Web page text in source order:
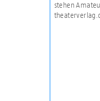
stehen